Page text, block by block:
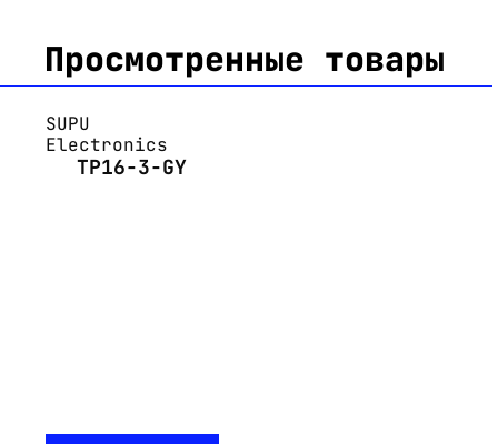
Просмотренные товары
SUPU
Electronics
TP16-3-GY